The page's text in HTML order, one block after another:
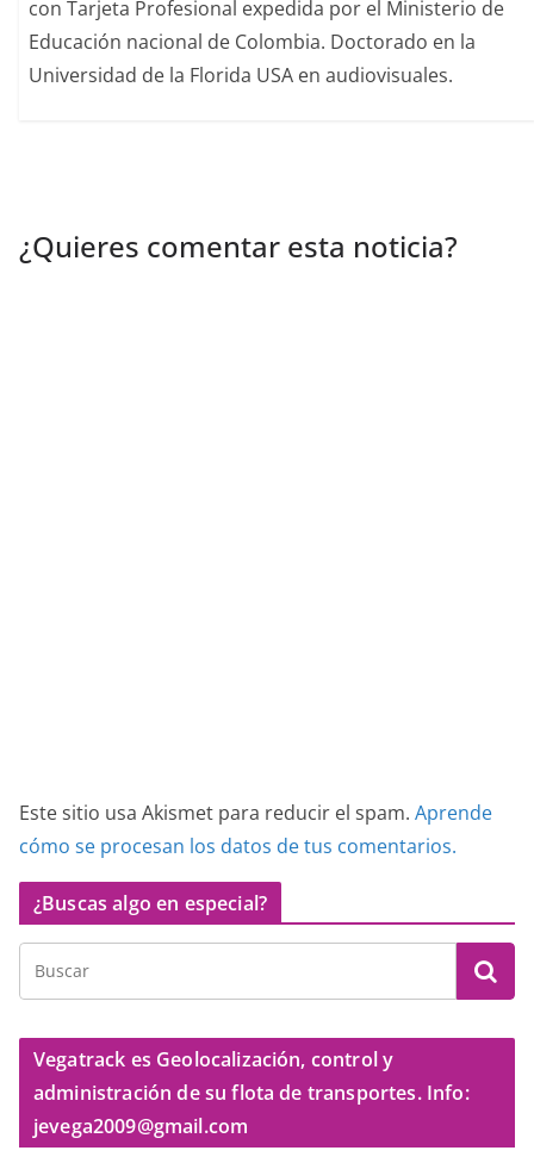
con Tarjeta Profesional expedida por el Ministerio de
Educación nacional de Colombia. Doctorado en la
Universidad de la Florida USA en audiovisuales.
¿Quieres comentar esta noticia?
Este sitio usa Akismet para reducir el spam. Aprende
cómo se procesan los datos de tus comentarios.
¿Buscas algo en especial?
Vegatrack es Geolocalización, control y
administración de su flota de transportes. Info:
jevega2009@gmail.com